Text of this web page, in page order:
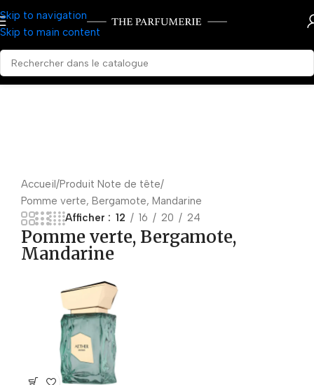
Skip to navigation
Skip to main content
Accueil Produit Note de tête
Pomme verte, Bergamote, Mandarine
Afficher
12 16 20 24
Pomme verte, Bergamote,
Mandarine